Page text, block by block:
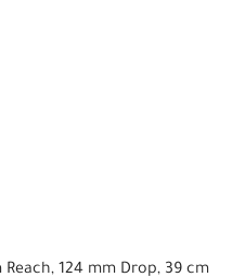
124 mm Drop, 39 cm